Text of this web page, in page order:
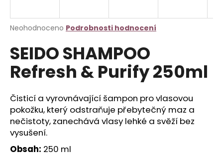
Průměrné
produktu
je
0,0
hvězdiček.
Neohodnoceno Podrobnosti hodnocení
SEIDO SHAMPOO
Refresh & Purify 250ml
Čisticí a vyrovnávající šampon pro vlasovou
pokožku, který odstraňuje přebytečný maz a
nečistoty, zanechává vlasy lehké a svěží bez
vysušení.
Obsah: 250 ml
j
t
?
HLEDAT